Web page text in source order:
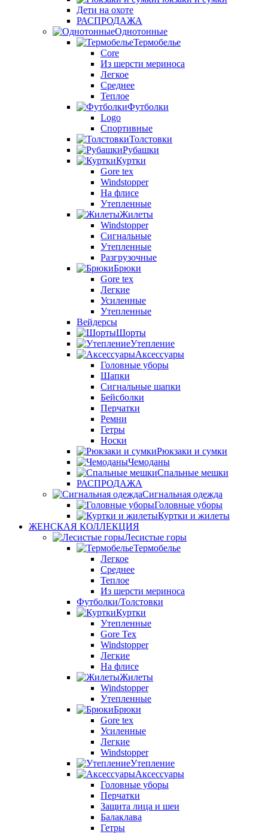
Дети на охоте
РАСПРОДАЖА
Однотонные
Термобелье
Core
Из шерсти мериноса
Легкое
Среднее
Теплое
Футболки
Logo
Спортивные
Толстовки
Рубашки
Куртки
Gore tex
Windstopper
На флисе
Утепленные
Жилеты
Windstopper
Сигнальные
Утепленные
Разгрузочные
Брюки
Gore tex
Легкие
Усиленные
Утепленные
Вейдерсы
Шорты
Утепление
Аксессуары
Головные уборы
Шапки
Сигнальные шапки
Бейсболки
Перчатки
Ремни
Гетры
Носки
Рюкзаки и сумки
Чемоданы
Спальные мешки
РАСПРОДАЖА
Сигнальная одежда
Головные уборы
Куртки и жилеты
ЖЕНСКАЯ КОЛЛЕКЦИЯ
Лесистые горы
Термобелье
Легкое
Среднее
Теплое
Из шерсти мериноса
Футболки/Толстовки
Куртки
Утепленные
Gore Tex
Windstopper
Легкие
На флисе
Жилеты
Windstopper
Утепленные
Брюки
Gore tex
Усиленные
Легкие
Windstopper
Утепление
Аксессуары
Головные уборы
Перчатки
Защита лица и шеи
Балаклава
Гетры